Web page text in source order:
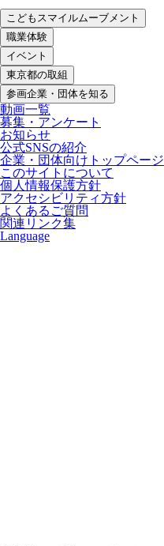
こどもスマイルムーブメント
職業体験
イベント
東京都の取組
参画企業・団体を知る
動画一覧
募集・アンケート
お知らせ
公式SNSの紹介
企業・団体向けトップページ
このサイトについて
個人情報保護方針
アクセシビリティ方針
よくあるご質問
関連リンク集
Language